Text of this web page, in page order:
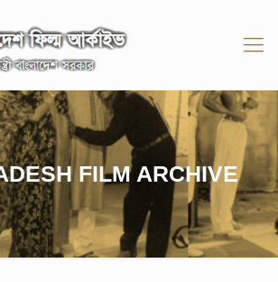
FILM ARCHIVE